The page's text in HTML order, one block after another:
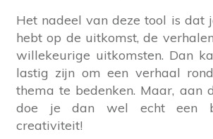
Het nadeel van deze tool is dat
hebt op de uitkomst, de
willekeurige uitkomsten. Dan
lastig zijn om een verhaal
thema te bedenken. Maar, aan
doe je dan wel echt een
creativiteit!